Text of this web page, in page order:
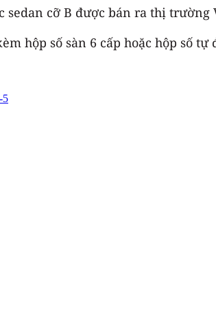
cỡ B được bán ra thị trường
hộp số sàn 6 cấp hoặc hộp số tự
5